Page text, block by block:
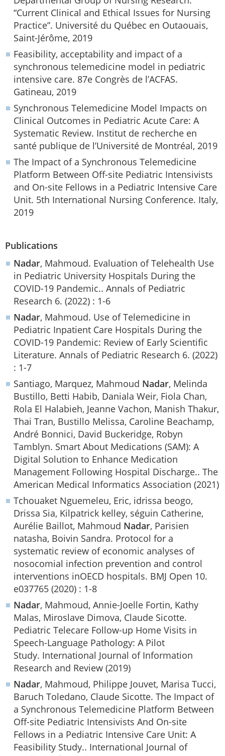
“Current Clinical and Ethical Issues for Nursing
Practice”. Université du Québec en Outaouais,
Saint-Jérôme, 2019
Feasibility, acceptability and impact of a
synchronous telemedicine model in pediatric
intensive care. 87e Congrès de l’ACFAS.
Gatineau, 2019
Synchronous Telemedicine Model Impacts on
Clinical Outcomes in Pediatric Acute Care: A
Systematic Review. Institut de recherche en
santé publique de l’Université de Montréal, 2019
The Impact of a Synchronous Telemedicine
Platform Between Off-site Pediatric Intensivists
and On-site Fellows in a Pediatric Intensive Care
Unit. 5th International Nursing Conference. Italy,
2019
Publications
Nadar, Mahmoud. Evaluation of Telehealth Use
in Pediatric University Hospitals During the
COVID-19 Pandemic.. Annals of Pediatric
Research 6. (2022) : 1-6
Nadar, Mahmoud. Use of Telemedicine in
Pediatric Inpatient Care Hospitals During the
COVID-19 Pandemic: Review of Early Scientific
Literature. Annals of Pediatric Research 6. (2022)
: 1-7
Santiago, Marquez, Mahmoud Nadar, Melinda
Bustillo, Betti Habib, Daniala Weir, Fiola Chan,
Rola El Halabieh, Jeanne Vachon, Manish Thakur,
Thai Tran, Bustillo Melissa, Caroline Beachamp,
André Bonnici, David Buckeridge, Robyn
Tamblyn. Smart About Medications (SAM): A
Digital Solution to Enhance Medication
Management Following Hospital Discharge.. The
American Medical Informatics Association (2021)
Tchouaket Nguemeleu, Eric, idrissa beogo,
Drissa Sia, Kilpatrick kelley, séguin Catherine,
Aurélie Baillot, Mahmoud Nadar, Parisien
natasha, Boivin Sandra. Protocol for a
systematic review of economic analyses of
nosocomial infection prevention and control
interventions inOECD hospitals. BMJ Open 10.
e037765 (2020) : 1-8
Nadar, Mahmoud, Annie-Joelle Fortin, Kathy
Malas, Miroslave Dimova, Claude Sicotte.
Pediatric Telecare Follow-up Home Visits in
Speech-Language Pathology: A Pilot
Study. International Journal of Information
Research and Review (2019)
Nadar, Mahmoud, Philippe Jouvet, Marisa Tucci,
Baruch Toledano, Claude Sicotte. The Impact of
a Synchronous Telemedicine Platform Between
Off-site Pediatric Intensivists And On-site
Fellows in a Pediatric Intensive Care Unit: A
Feasibility Study.. International Journal of